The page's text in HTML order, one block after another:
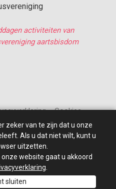
activiteiten van
aartsbisdom
– Cookies
– Alle rechten voorbehouden.
- Website realisatie door
zeker van te zijn dat u onze
Als u dat niet wilt, kunt u
uitzetten.
website gaat u akkoord
sluiten